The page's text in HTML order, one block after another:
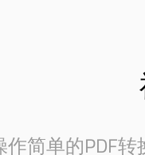
简单的PDF